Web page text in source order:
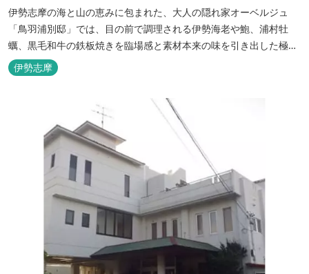
伊勢志摩の海と山の恵みに包まれた、大人の隠れ家オーベルジュ
「鳥羽浦別邸」では、目の前で調理される伊勢海老や鮑、浦村牡
蠣、黒毛和牛の鉄板焼きを臨場感と素材本来の味を引き出した極上
のお料理でご堪能いただけます。露天風呂付きなど6タイプの個性
的な客室で、特別なひとときを大切な人と共にお過ごしくださいま
伊勢志摩